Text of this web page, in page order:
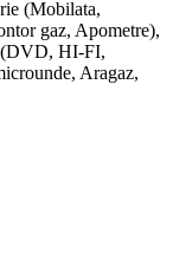
(Mobilata,
gaz, Apometre),
(DVD, HI-FI,
Aragaz,